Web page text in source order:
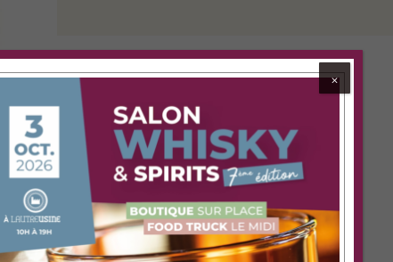
Partager cet évenement
⨉